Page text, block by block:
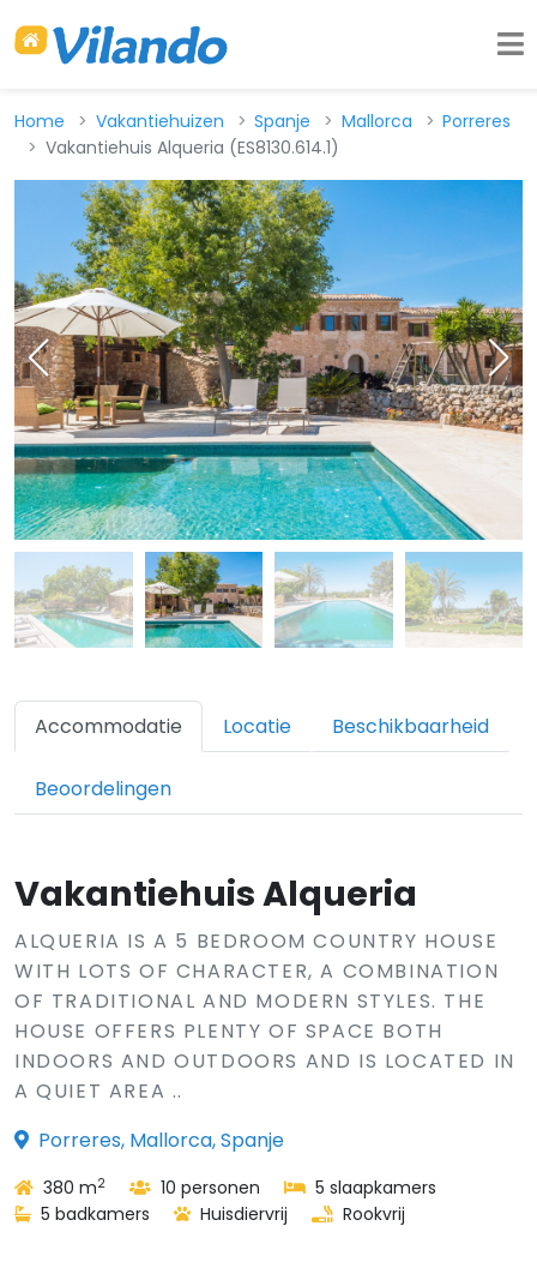
Home Vakantiehuizen Spanje Mallorca
Porreres
Vakantiehuis Alqueria (ES8130.614.1)
Accommodatie Locatie Beschikbaarheid
Beoordelingen
Vakantiehuis Alqueria
ALQUERIA IS A 5 BEDROOM COUNTRY HOUSE
WITH LOTS OF CHARACTER, A COMBINATION
OF TRADITIONAL AND MODERN STYLES. THE
HOUSE OFFERS PLENTY OF SPACE BOTH
INDOORS AND OUTDOORS AND IS LOCATED IN
A QUIET AREA ..
Porreres, Mallorca, Spanje
380 m2 10 personen
5 slaapkamers
5 badkamers
Huisdiervrij Rookvrij